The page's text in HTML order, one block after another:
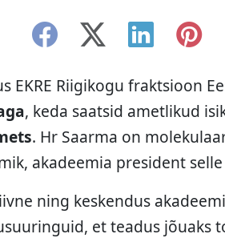
EKRE Riigikogu fraktsioon
, keda saatsid ametlikud
. Hr Saarma on
akadeemia president
ning keskendus
et teadus jõuaks